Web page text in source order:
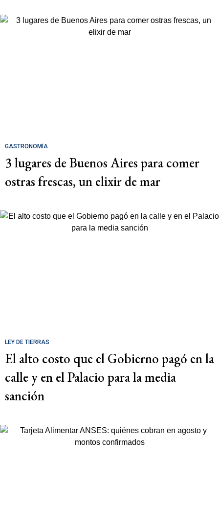
GASTRONOMÍA
3 lugares de Buenos Aires para comer
ostras frescas, un elixir de mar
LEY DE TIERRAS
El alto costo que el Gobierno pagó en la
calle y en el Palacio para la media
sanción